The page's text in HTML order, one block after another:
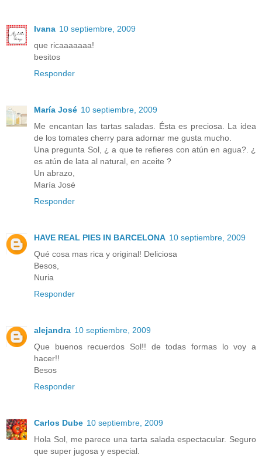
Ivana 10 septiembre, 2009
que ricaaaaaaa!
besitos
Responder
María José 10 septiembre, 2009
Me encantan las tartas saladas. Ésta es preciosa. La idea
de los tomates cherry para adornar me gusta mucho.
Una pregunta Sol, ¿ a que te refieres con atún en agua?. ¿
es atún de lata al natural, en aceite ?
Un abrazo,
María José
Responder
HAVE REAL PIES IN BARCELONA 10 septiembre, 2009
Qué cosa mas rica y original! Deliciosa
Besos,
Nuria
Responder
alejandra 10 septiembre, 2009
Que buenos recuerdos Sol!! de todas formas lo voy a
hacer!!
Besos
Responder
Carlos Dube 10 septiembre, 2009
Hola Sol, me parece una tarta salada espectacular. Seguro
que super jugosa y especial.